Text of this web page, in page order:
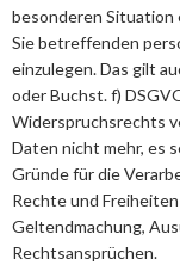
besonderen Situation
Sie betreffenden
einzulegen. Das gilt
oder Buchst. f)
Widerspruchsrechts
Daten nicht mehr, es
Gründe für die
Rechte und
Geltendmachung,
Rechtsansprüchen.